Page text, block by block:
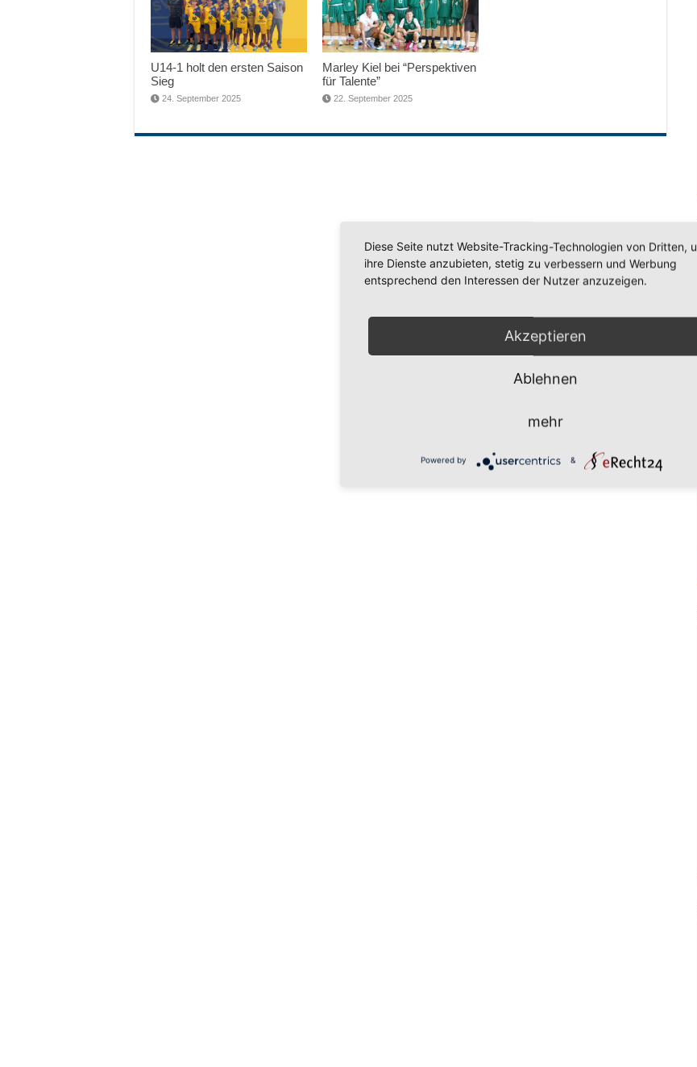
U14-1 holt den ersten Saison
Sieg
24. September 2025
Marley Kiel bei “Perspektiven
für Talente”
22. September 2025
Diese Seite nutzt Website-Tracking-Technologien von Dritten,
ihre Dienste anzubieten, stetig zu verbessern und Werbung
entsprechend den Interessen der Nutzer anzuzeigen.
Akzeptieren
Ablehnen
mehr
Powered by &